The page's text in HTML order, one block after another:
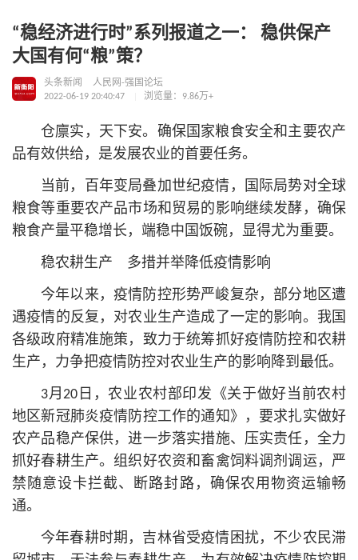
“稳经济进行时”系列报道之一： 稳供保产
大国有何“粮”策？
头条新闻
人民网-强国论坛
2022-06-19 20:40:47
浏览量：9.86万+
仓廪实，天下安。确保国家粮食安全和主要农产
品有效供给，是发展农业的首要任务。
当前，百年变局叠加世纪疫情，国际局势对全球
粮食等重要农产品市场和贸易的影响继续发酵，确保
粮食产量平稳增长，端稳中国饭碗，显得尤为重要。
稳农耕生产 多措并举降低疫情影响
今年以来，疫情防控形势严峻复杂，部分地区遭
遇疫情的反复，对农业生产造成了一定的影响。我国
各级政府精准施策，致力于统筹抓好疫情防控和农耕
生产，力争把疫情防控对农业生产的影响降到最低。
3月20日，农业农村部印发《关于做好当前农村
地区新冠肺炎疫情防控工作的通知》，要求扎实做好
农产品稳产保供，进一步落实措施、压实责任，全力
抓好春耕生产。组织好农资和畜禽饲料调剂调运，严
禁随意设卡拦截、断路封路，确保农用物资运输畅
通。
今年春耕时期，吉林省受疫情困扰，不少农民滞